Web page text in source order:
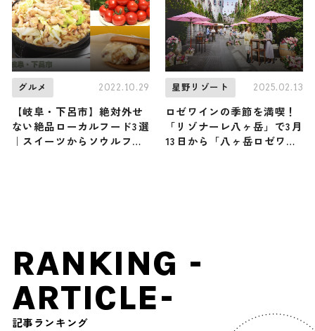
グルメ 2022.10.29
【岐阜・下呂市】絶対外せ
ない絶品ローカルフード3選
｜スイーツからソウルフー
星野リゾート 2025.02.13
ロゼワインの季節を満喫！
「リゾナーレ八ヶ岳」で3月
13日から「八ヶ岳ロゼワイ
RANKING -
ARTICLE-
記事ランキング